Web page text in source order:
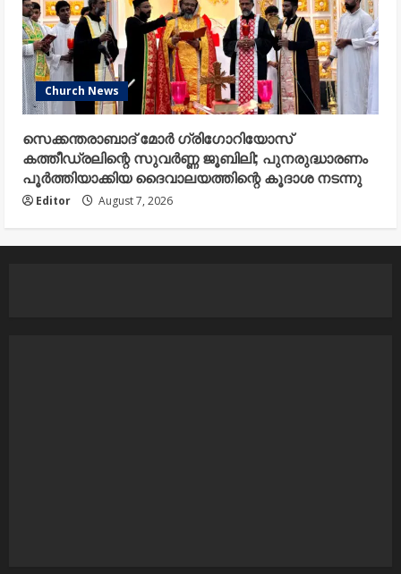
Church News
സെക്കന്തരാബാദ് മോർ ഗ്രിഗോറിയോസ്
കത്തീഡ്രലിന്റെ സുവർണ്ണ ജൂബിലി; പുനരുദ്ധാരണം
പൂർത്തിയാക്കിയ ദൈവാലയത്തിന്റെ കൂദാശ നടന്നു
Editor August 7, 2026